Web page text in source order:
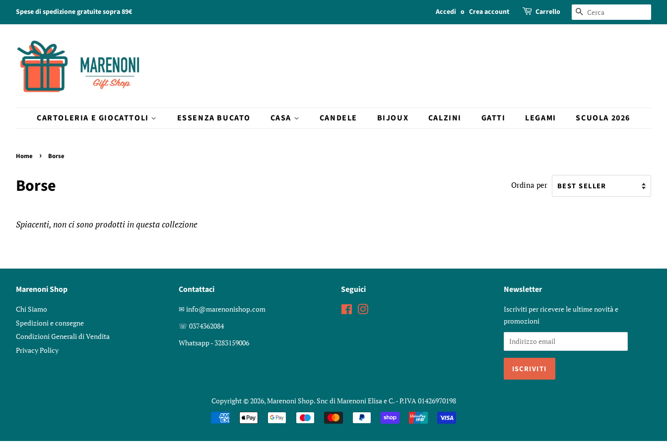
Spese di spedizione gratuite sopra 89€ Accedi o Crea account Carrello CERCA
CARTOLERIA E GIOCATTOLI ESSENZA BUCATO CASA CANDELE BIJOUX CALZINI GATTI LEGAMI SCUOLA 2026
Home › Borse
Borse Ordina per
Spiacenti, non ci sono prodotti in questa collezione
Marenoni Shop
Chi Siamo
Spedizioni e consegne
Condizioni Generali di Vendita
Privacy Policy
Contattaci
✉︎ info@marenonishop.com
☏ 0374362084
Whatsapp - 3283159006
Seguici
Facebook
Newsletter
Iscriviti per ricevere le ultime novità e
promozioni
Copyright © 2026,Marenoni Shop. Snc di Marenoni Elisa e C. - P.IVA 01426970198
Modalità